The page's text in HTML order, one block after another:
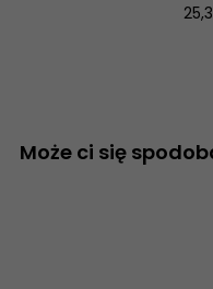
Może ci się